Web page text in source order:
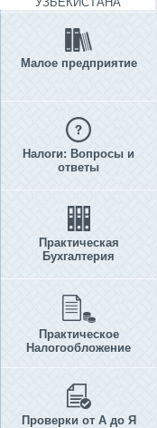
Малое предприятие
Налоги: Вопросы и
ответы
Практическая
Бухгалтерия
Практическое
Налогообложение
Проверки от А до Я